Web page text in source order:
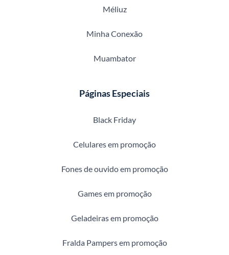
Méliuz
Minha Conexão
Muambator
Páginas Especiais
Black Friday
Celulares em promoção
Fones de ouvido em promoção
Games em promoção
Geladeiras em promoção
Fralda Pampers em promoção